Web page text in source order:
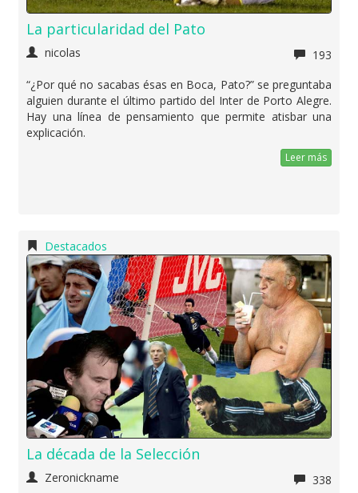
La particularidad del Pato
nicolas
193
“¿Por qué no sacabas ésas en Boca, Pato?” se preguntaba
alguien durante el último partido del Inter de Porto Alegre.
Hay una línea de pensamiento que permite atisbar una
explicación.
Leer más
Destacados
La década de la Selección
Zeronickname
338